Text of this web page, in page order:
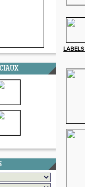
LABELS